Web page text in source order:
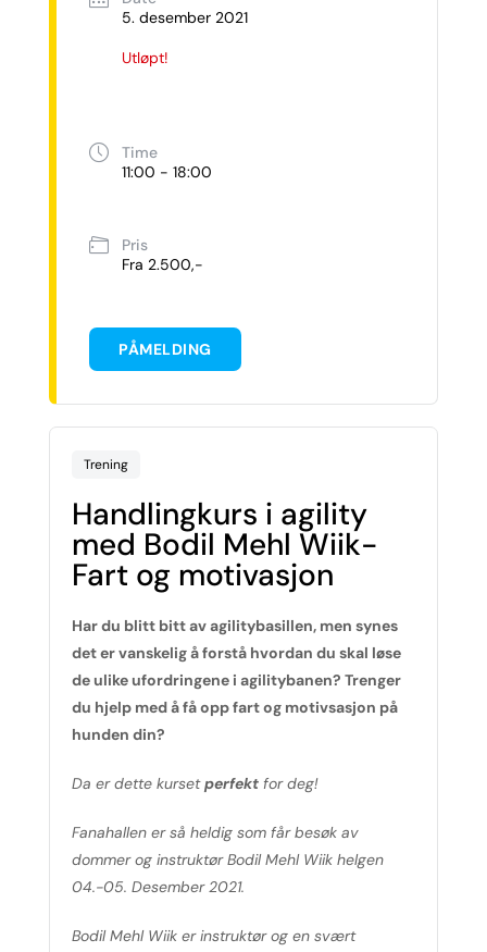
5. desember 2021
Utløpt!
Time
11:00 - 18:00
Pris
Fra 2.500,-
PÅMELDING
Trening
Handlingkurs i agility
med Bodil Mehl Wiik-
Fart og motivasjon
Har du blitt bitt av agilitybasillen, men synes
det er vanskelig å forstå hvordan du skal løse
de ulike ufordringene i agilitybanen? Trenger
du hjelp med å få opp fart og motivsasjon på
hunden din?
Da er dette kursetperfekt for deg!
Fanahallen er så heldig som får besøk av
dommer og instruktør Bodil Mehl Wiik helgen
04.-05. Desember 2021.
Bodil Mehl Wiik er instruktør og en svært